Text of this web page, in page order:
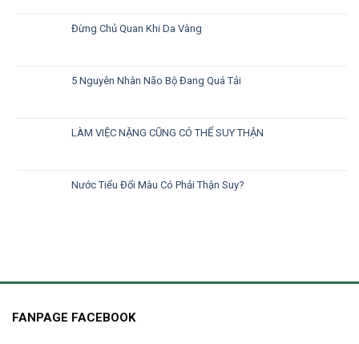
Đừng Chủ Quan Khi Da Vàng
5 Nguyên Nhân Não Bộ Đang Quá Tải
LÀM VIỆC NẶNG CŨNG CÓ THỂ SUY THẬN
Nước Tiểu Đổi Màu Có Phải Thận Suy?
FANPAGE FACEBOOK